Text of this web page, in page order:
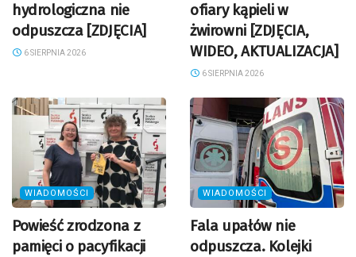
hydrologiczna nie
odpuszcza [ZDJĘCIA]
6 SIERPNIA 2026
ofiary kąpieli w
żwirowni [ZDJĘCIA,
WIDEO, AKTUALIZACJA]
6 SIERPNIA 2026
WIADOMOŚCI
Powieść zrodzona z
pamięci o pacyfikacji
WIADOMOŚCI
Fala upałów nie
odpuszcza. Kolejki